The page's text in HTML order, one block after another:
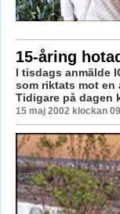
15-åring
I tisdags anmälde
som riktats mot en
Tidigare på dagen
15 maj 2002 klockan